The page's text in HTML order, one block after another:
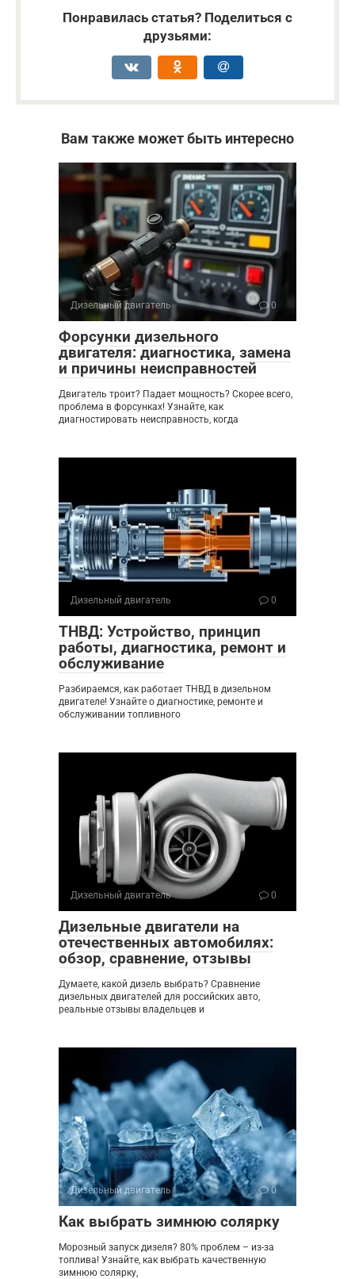
Понравилась статья? Поделиться с
друзьями:
Вам также может быть интересно
Дизельный двигатель 0
Форсунки дизельного
двигателя: диагностика, замена
и причины неисправностей
Двигатель троит? Падает мощность? Скорее всего,
проблема в форсунках! Узнайте, как
диагностировать неисправность, когда
Дизельный двигатель 0
ТНВД: Устройство, принцип
работы, диагностика, ремонт и
обслуживание
Разбираемся, как работает ТНВД в дизельном
двигателе! Узнайте о диагностике, ремонте и
обслуживании топливного
Дизельный двигатель 0
Дизельные двигатели на
отечественных автомобилях:
обзор, сравнение, отзывы
Думаете, какой дизель выбрать? Сравнение
дизельных двигателей для российских авто,
реальные отзывы владельцев и
Дизельный двигатель 0
Как выбрать зимнюю солярку
Морозный запуск дизеля? 80% проблем – из-за
топлива! Узнайте, как выбрать качественную
зимнюю солярку,